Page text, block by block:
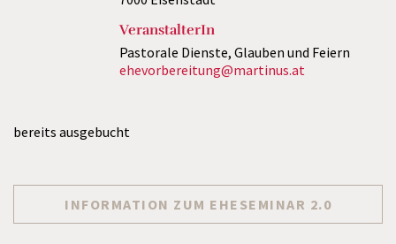
VeranstalterIn
Pastorale Dienste, Glauben und Feiern
ehevorbereitung@martinus.at
bereits ausgebucht
INFORMATION ZUM EHESEMINAR 2.0